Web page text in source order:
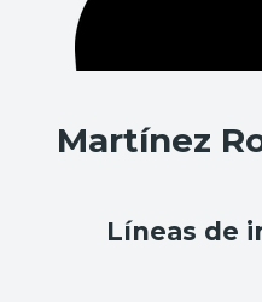
Martínez
Líneas de